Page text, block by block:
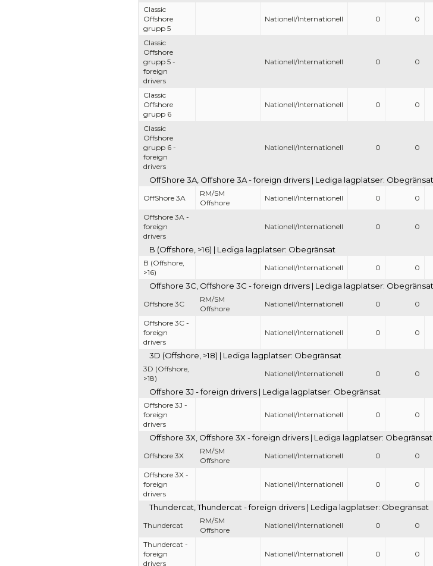
Classic
Offshore
grupp 5
Nationell/Internationell 0 0
Classic
Offshore
grupp 5 -
foreign
drivers
Nationell/Internationell 0 0
Classic
Offshore
grupp 6
Nationell/Internationell 0 0
Classic
Offshore
grupp 6 -
foreign
drivers
Nationell/Internationell 0 0
OffShore 3A, Offshore 3A - foreign drivers | Lediga lagplatser: Obegränsat
OffShore 3A
RM/SM
Offshore
Nationell/Internationell 0 0
Offshore 3A -
foreign
drivers
Nationell/Internationell 0 0
B (Offshore, >16) | Lediga lagplatser: Obegränsat
B (Offshore,
>16)
Nationell/Internationell 0 0
Offshore 3C, Offshore 3C - foreign drivers | Lediga lagplatser: Obegränsat
Offshore 3C
RM/SM
Offshore
Nationell/Internationell 0 0
Offshore 3C -
foreign
drivers
Nationell/Internationell 0 0
3D (Offshore, >18) | Lediga lagplatser: Obegränsat
3D (Offshore,
>18)
Nationell/Internationell 0 0
Offshore 3J - foreign drivers | Lediga lagplatser: Obegränsat
Offshore 3J -
foreign
drivers
Nationell/Internationell 0 0
Offshore 3X, Offshore 3X - foreign drivers | Lediga lagplatser: Obegränsat
Offshore 3X
RM/SM
Offshore
Nationell/Internationell 0 0
Offshore 3X -
foreign
drivers
Nationell/Internationell 0 0
Thundercat, Thundercat - foreign drivers | Lediga lagplatser: Obegränsat
Thundercat
RM/SM
Offshore
Nationell/Internationell 0 0
Thundercat -
foreign
drivers
Nationell/Internationell 0 0